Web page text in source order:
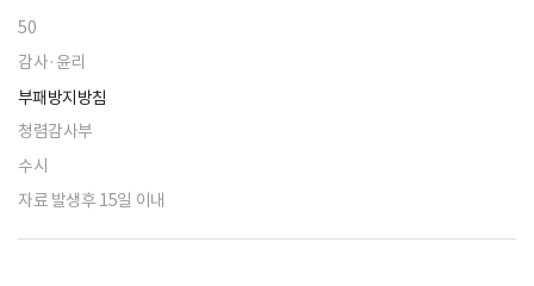
50
감사·윤리
부패방지방침
청렴감사부
수시
자료 발생후 15일 이내